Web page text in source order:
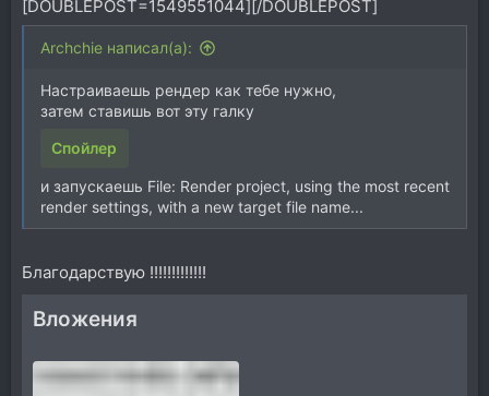
[DOUBLEPOST=1549551044][/DOUBLEPOST]
Archchie написал(а):
Настраиваешь рендер как тебе нужно,
затем ставишь вот эту галку
Спойлер
и запускаешь File: Render project, using the most recent
render settings, with a new target file name...
Благодарствую !!!!!!!!!!!!!
Вложения